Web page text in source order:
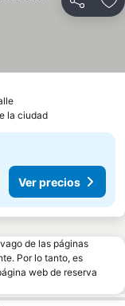
Compartir
Ver precios
precios
la ciudad
Ver precios
de las páginas
Por lo tanto, es
web de reserva